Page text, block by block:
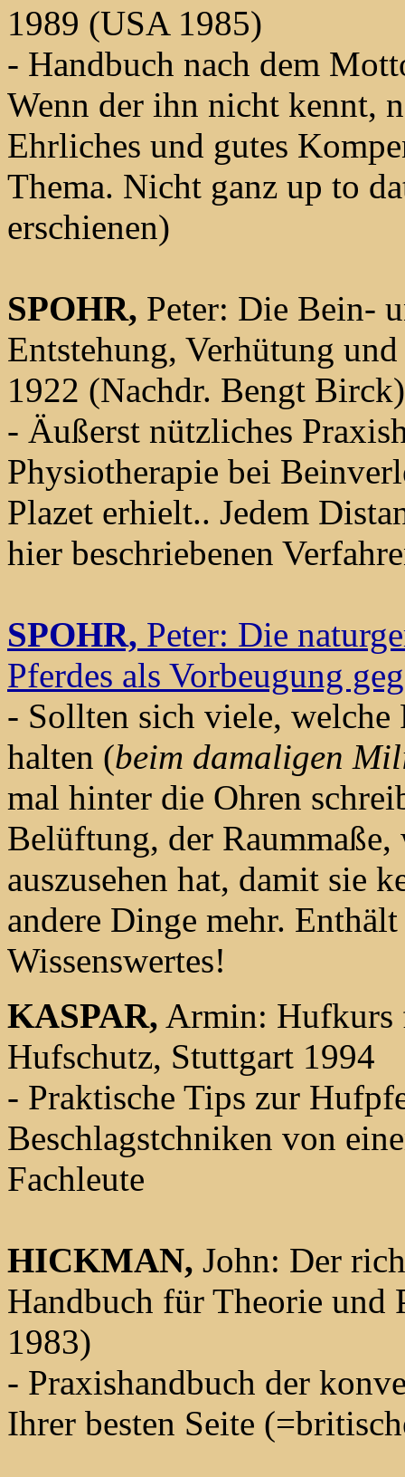
1989 (USA 1985)
- Handbuch nach dem
Wenn der ihn nicht kennt,
Ehrliches und gutes
Thema. Nicht ganz up to
erschienen)
SPOHR, Peter: Die Bein-
Entstehung, Verhütung
1922 (Nachdr. Bengt Birck)
- Äußerst nützliches
Physiotherapie bei
Plazet erhielt.. Jedem
hier beschriebenen
SPOHR, Peter: Die
Pferdes als Vorbeugung
- Sollten sich viele,
halten (beim damaligen
mal hinter die Ohren
Belüftung, der
auszusehen hat, damit sie
andere Dinge mehr.
Wissenswertes!
KASPAR, Armin: Hufkurs
Hufschutz, Stuttgart 1994
- Praktische Tips zur
Beschlagstchniken von
Fachleute
HICKMAN, John: Der
Handbuch für Theorie und
1983)
- Praxishandbuch der
Ihrer besten Seite